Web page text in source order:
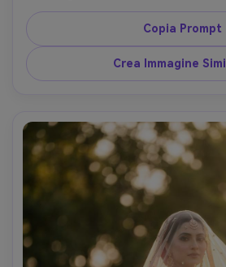
finemente, pelle luminosa,
incornicia il viso, bassa profondità
Canon R5, 100mm macro, f/2.8,
dettagli ultra realistici di pori e
beauty editorial di alto
Copia Prompt
Crea Immagine